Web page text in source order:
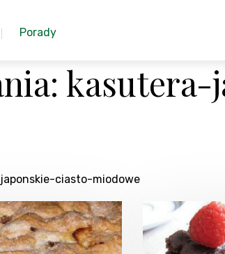
Porady
ciasto-miodowe